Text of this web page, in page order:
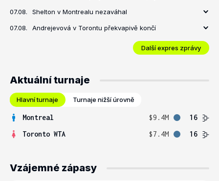
07.08. Shelton v Montrealu nezaváhal
07.08. Andrejevová v Torontu překvapivě končí
Další expres zprávy
Aktuální turnaje
Hlavní turnaje Turnaje nižší úrovně
Montreal $9.4M
16
Toronto WTA
$7.4M 16
Vzájemné zápasy